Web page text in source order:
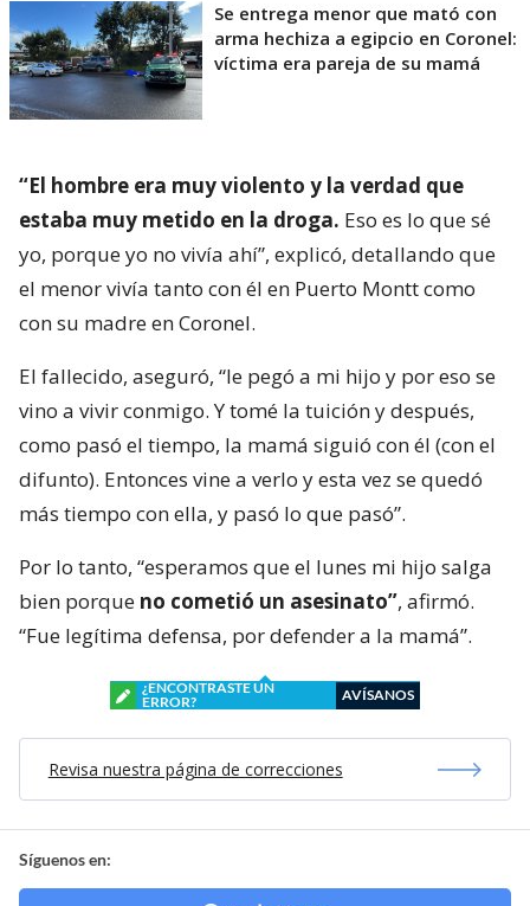
Se entrega menor que mató con
arma hechiza a egipcio en Coronel:
víctima era pareja de su mamá
“El hombre era muy violento y la verdad que
estaba muy metido en la droga. Eso es lo que sé
yo, porque yo no vivía ahí”, explicó, detallando que
el menor vivía tanto con él en Puerto Montt como
con su madre en Coronel.
El fallecido, aseguró, “le pegó a mi hijo y por eso se
vino a vivir conmigo. Y tomé la tuición y después,
como pasó el tiempo, la mamá siguió con él (con el
difunto). Entonces vine a verlo y esta vez se quedó
más tiempo con ella, y pasó lo que pasó”.
Por lo tanto, “esperamos que el lunes mi hijo salga
bien porque no cometió un asesinato”, afirmó.
“Fue legítima defensa, por defender a la mamá”.
¿ENCONTRASTE UN
ERROR?
AVÍSANOS
Revisa nuestra página de correcciones
Síguenos en: